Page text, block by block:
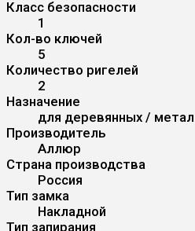
Класс безопасности
1
Кол-во ключей
5
Количество ригелей
2
Назначение
для деревянных /
Производитель
Аллюр
Страна производства
Россия
Тип замка
Накладной
Тип запирания